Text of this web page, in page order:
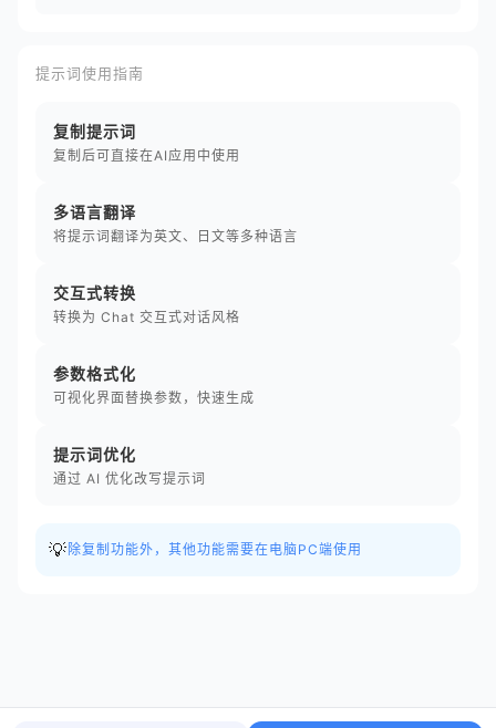
提示词使用指南
复制提示词
复制后可直接在AI应用中使用
多语言翻译
将提示词翻译为英文、日文等多种语言
交互式转换
转换为 Chat 交互式对话风格
参数格式化
可视化界面替换参数，快速生成
提示词优化
通过 AI 优化改写提示词
💡 除复制功能外，其他功能需要在电脑PC端使用